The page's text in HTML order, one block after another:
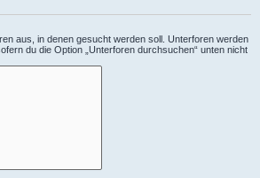
aus, in denen gesucht werden soll. Unterforen werden
du die Option „Unterforen durchsuchen“ unten nicht